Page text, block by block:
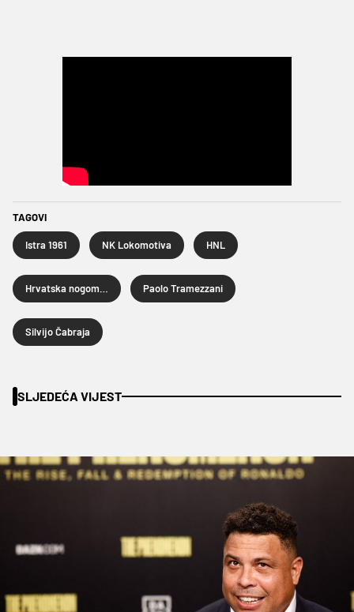
TAGOVI
Istra 1961 NK Lokomotiva HNL
Paolo Tramezzani
Silvijo Čabraja
SLJEDEĆA VIJEST